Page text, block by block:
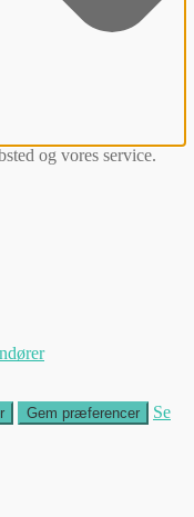
og vores service.
Gem præferencer
Se